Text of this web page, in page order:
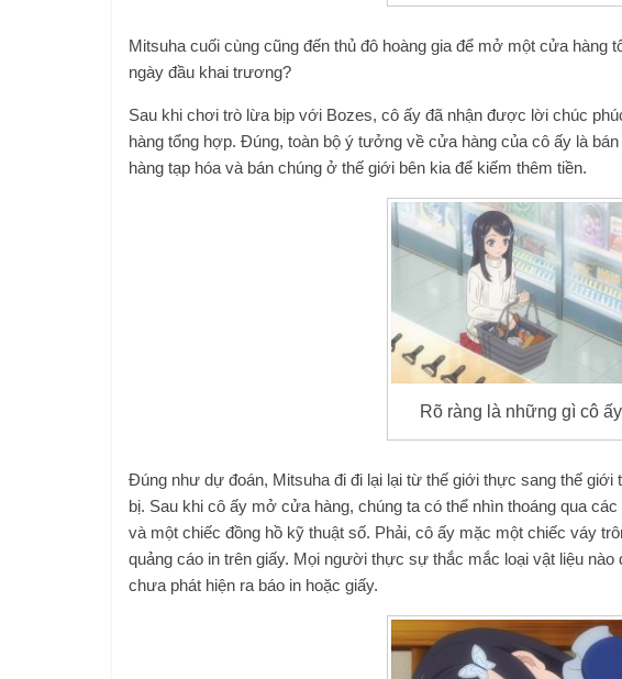
Mitsuha cuối cùng cũng đến thủ đô hoàng gia để mở một cửa hàng
ngày đầu khai trương?
Sau khi chơi trò lừa bịp với Bozes, cô ấy đã nhận được lời chúc
hàng tổng hợp. Đúng, toàn bộ ý tưởng về cửa hàng của cô ấy là
hàng tạp hóa và bán chúng ở thế giới bên kia để kiếm thêm tiền.
Rõ ràng là những gì cô
Đúng như dự đoán, Mitsuha đi đi lại lại từ thế giới thực sang thế
bị. Sau khi cô ấy mở cửa hàng, chúng ta có thể nhìn thoáng qua
và một chiếc đồng hồ kỹ thuật số. Phải, cô ấy mặc một chiếc váy
quảng cáo in trên giấy. Mọi người thực sự thắc mắc loại vật liệu
chưa phát hiện ra báo in hoặc giấy.